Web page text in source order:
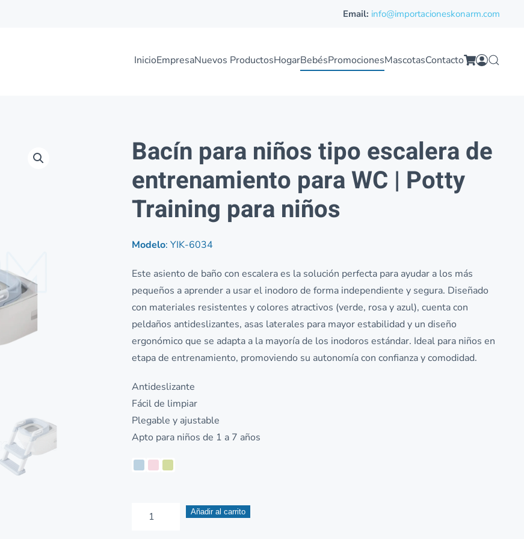
Email: info@importacioneskonarm.com
InicioEmpresaNuevos ProductosHogarBebésPromocionesMascotasContacto
Bacín para niños tipo escalera de
entrenamiento para WC | Potty
Training para niños
Modelo: YIK-6034
Este asiento de baño con escalera es la solución perfecta para ayudar a los más
pequeños a aprender a usar el inodoro de forma independiente y segura. Diseñado
con materiales resistentes y colores atractivos (verde, rosa y azul), cuenta con
peldaños antideslizantes, asas laterales para mayor estabilidad y un diseño
ergonómico que se adapta a la mayoría de los inodoros estándar. Ideal para niños en
etapa de entrenamiento, promoviendo su autonomía con confianza y comodidad.
Antideslizante
Fácil de limpiar
Plegable y ajustable
Apto para niños de 1 a 7 años
Bacín
Añadir al carrito